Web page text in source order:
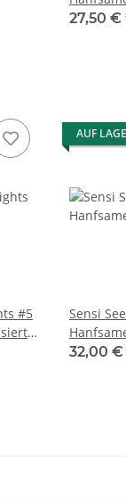
27,50 €
#5
AUF
Sensi
32,00 €